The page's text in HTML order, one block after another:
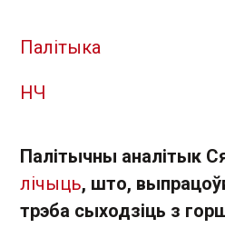
Палітыка
НЧ
Палітычны аналітык
лічыць, што,
трэба сыходзіць з